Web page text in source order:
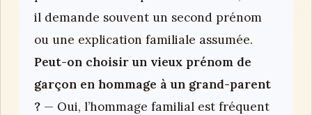
il demande souvent un second prénom
ou une explication familiale assumée.
Peut-on choisir un vieux prénom de
garçon en hommage à un grand-parent
? — Oui, l’hommage familial est fréquent